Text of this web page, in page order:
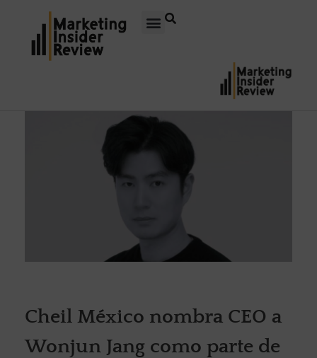
Cheil México nombra CEO a
Wonjun Jang como parte de